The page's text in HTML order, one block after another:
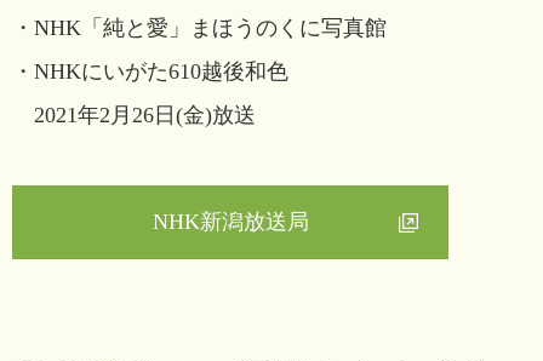
・NHK「純と愛」まほうのくに写真館
・NHKにいがた610越後和色
2021年2月26日(金)放送
NHK新潟放送局